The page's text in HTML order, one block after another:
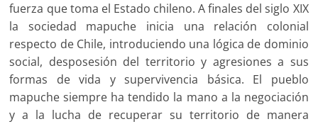
fuerza que toma el Estado chileno. A finales del siglo XIX
la sociedad mapuche inicia una relación colonial
respecto de Chile, introduciendo una lógica de dominio
social, desposesión del territorio y agresiones a sus
formas de vida y supervivencia básica. El pueblo
mapuche siempre ha tendido la mano a la negociación
y a la lucha de recuperar su territorio de manera